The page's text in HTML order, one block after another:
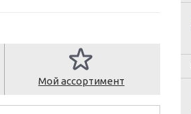
Мой ассортимент